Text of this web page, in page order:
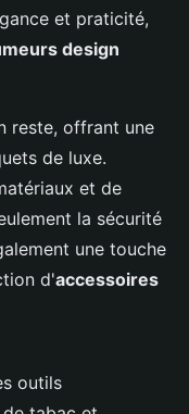
et praticité,
design
reste, offrant une
de luxe.
et de
la sécurité
une touche
d'accessoires
outils